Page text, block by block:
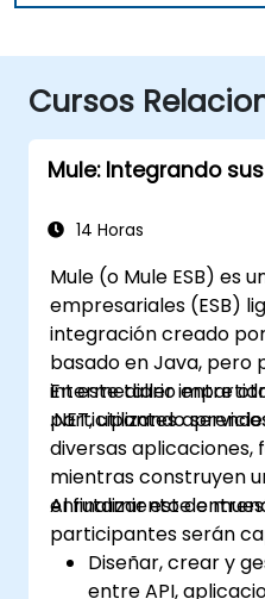
Cursos
Mule: Integrando
14 Horas
Mule (o Mule ESB) es
empresariales (ESB)
integración creado
basado en Java, pero
intermediario entre
.NET, utilizando
En este taller
participantes
diversas aplicaciones,
mientras construyen
enrutamiento de
Al finalizar este
participantes serán
Diseñar, crear y
entre API,